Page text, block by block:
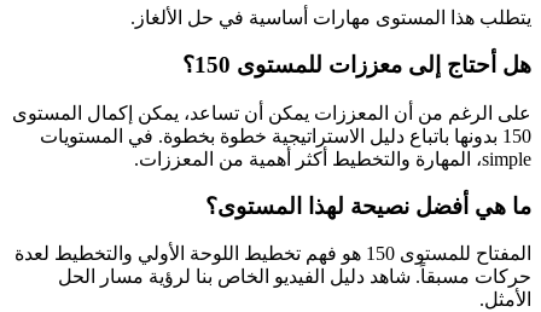
يتطلب هذا المستوى مهارات أساسية في حل الألغاز.
هل أحتاج إلى معززات للمستوى 150؟
على الرغم من أن المعززات يمكن أن تساعد، يمكن إكمال المستوى
150 بدونها باتباع دليل الاستراتيجية خطوة بخطوة. في المستويات
simple، المهارة والتخطيط أكثر أهمية من المعززات.
ما هي أفضل نصيحة لهذا المستوى؟
المفتاح للمستوى 150 هو فهم تخطيط اللوحة الأولي والتخطيط لعدة
حركات مسبقاً. شاهد دليل الفيديو الخاص بنا لرؤية مسار الحل
الأمثل.